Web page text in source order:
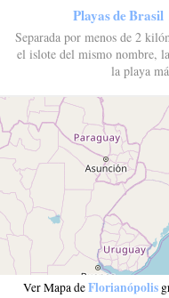
Playas de Brasil
Separada por menos de 2
el islote del mismo nombre,
la playa
Ver Mapa deFlorianópolis
Fotos